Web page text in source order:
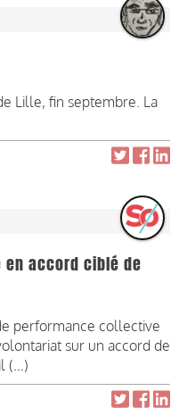
Lille, fin septembre. La
accord ciblé de
performance collective
sur un accord de
(…)